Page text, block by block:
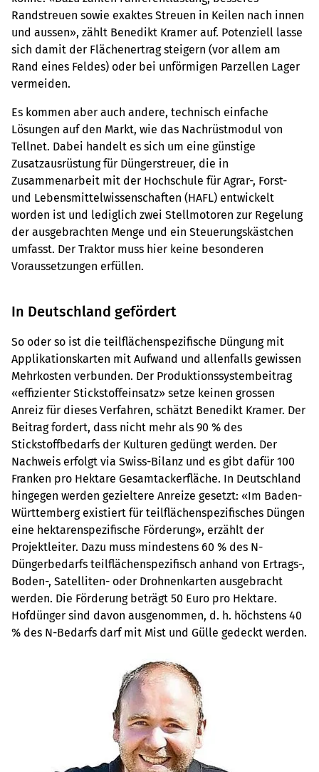
Randstreuen sowie exaktes Streuen in Keilen nach innen
und aussen», zählt Benedikt Kramer auf. Potenziell lasse
sich damit der Flächenertrag steigern (vor allem am
Rand eines Feldes) oder bei unförmigen Parzellen Lager
vermeiden.
Es kommen aber auch andere, technisch einfache
Lösungen auf den Markt, wie das Nachrüstmodul von
Tellnet. Dabei handelt es sich um eine günstige
Zusatzausrüstung für Düngerstreuer, die in
Zusammenarbeit mit der Hochschule für Agrar-, Forst-
und Lebensmittelwissenschaften (HAFL) entwickelt
worden ist und lediglich zwei Stellmotoren zur Regelung
der ausgebrachten Menge und ein Steuerungskästchen
umfasst. Der Traktor muss hier keine besonderen
Voraussetzungen erfüllen.
In Deutschland gefördert
So oder so ist die teilflächenspezifische Düngung mit
Applikationskarten mit Aufwand und allenfalls gewissen
Mehrkosten verbunden. Der Produktionssystembeitrag
«effizienter Stickstoffeinsatz» setze keinen grossen
Anreiz für dieses Verfahren, schätzt Benedikt Kramer. Der
Beitrag fordert, dass nicht mehr als 90 % des
Stickstoffbedarfs der Kulturen gedüngt werden. Der
Nachweis erfolgt via Swiss-Bilanz und es gibt dafür 100
Franken pro Hektare Gesamtackerfläche. In Deutschland
hingegen werden gezieltere Anreize gesetzt: «Im Baden-
Württemberg existiert für teilflächenspezifisches Düngen
eine hektarenspezifische Förderung», erzählt der
Projektleiter. Dazu muss mindestens 60 % des N-
Düngerbedarfs teilflächenspezifisch anhand von Ertrags-,
Boden-, Satelliten- oder Drohnenkarten ausgebracht
werden. Die Förderung beträgt 50 Euro pro Hektare.
Hofdünger sind davon ausgenommen, d. h. höchstens 40
% des N-Bedarfs darf mit Mist und Gülle gedeckt werden.